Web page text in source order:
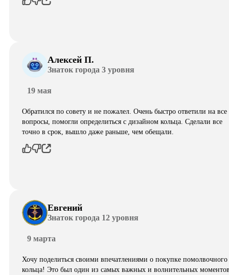
Алексей П.
Знаток города 3 уровня
19 мая
Обратился по совету и не пожалел. Очень быстро ответили на все
вопросы, помогли определиться с дизайном кольца. Сделали все
точно в срок, вышло даже раньше, чем обещали.
Евгений
Знаток города 12 уровня
9 марта
Хочу поделиться своими впечатлениями о покупке помолвочного
кольца! Это был один из самых важных и волнительных